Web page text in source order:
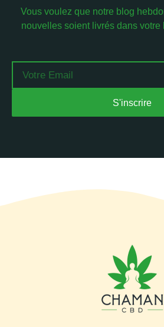
Vous voulez que notre blog
nouvelles soient livrés dans votre
S'inscrire